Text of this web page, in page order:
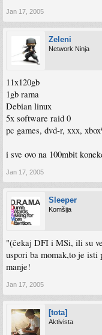
Jan 17, 2005
Zeleni
Network Ninja
11x120gb
1gb rama
Debian linux
5x software raid 0
pc games, dvd-r, xxx,
i sve ovo na 100mbit
Jan 17, 2005
Sleeper
Komšija
"(čekaj DFI i MSi, ili su
uspori ba momak,to je isti
manje!
Jan 17, 2005
[tota]
Aktivista